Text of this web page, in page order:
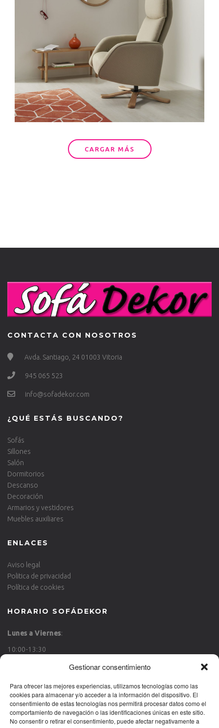
Gestionar consentimiento
Para ofrecer las mejores experiencias, utilizamos tecnologías como las
cookies para almacenar y/o acceder a la información del dispositivo. El
consentimiento de estas tecnologías nos permitirá procesar datos como el
comportamiento de navegación o las identificaciones únicas en este sitio.
No consentir o retirar el consentimiento, puede afectar negativamente a
CARGAR MÁS
CONTACTA CON NOSOTROS
Avda. Santiago, 24 01003 Vitoria
945 065 523
info@sofadekor.com
¿QUÉ ESTÁS BUSCANDO?
Sofás
Sillones
Salón
Dormitorios
Descanso
Decoración
Armarios y vestidores
Muebles auxiliares
ENLACES
Aviso legal
Politica de privacidad
Política de cookies
HORARIO SOFÁDEKOR
Lunes a Viernes:
10:00-13:30
10:00-13:30
Domingo: Cerrado